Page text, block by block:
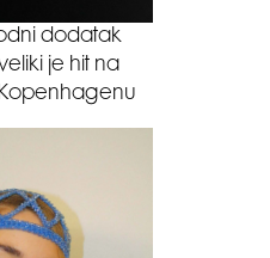
dodatak
je hit na